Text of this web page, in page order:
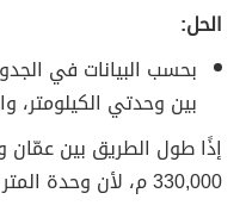
الحل:
بحسب البيانات في
بين وحدتي الكيلومتر، والمتر هو
330,000 م، لأن وحدة المتر أصغر من الكيلومتر.